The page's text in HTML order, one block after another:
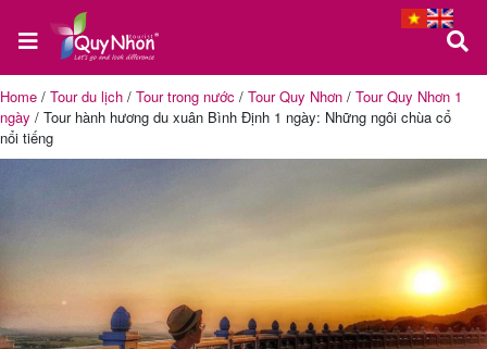
Trang
chủ
Nhơn
Home / Tour du lịch / Tour trong nước / Tour Quy Nhơn / Tour Quy Nhơn 1
ngày / Tour hành hương du xuân Bình Định 1 ngày: Những ngôi chùa cổ
nổi tiếng